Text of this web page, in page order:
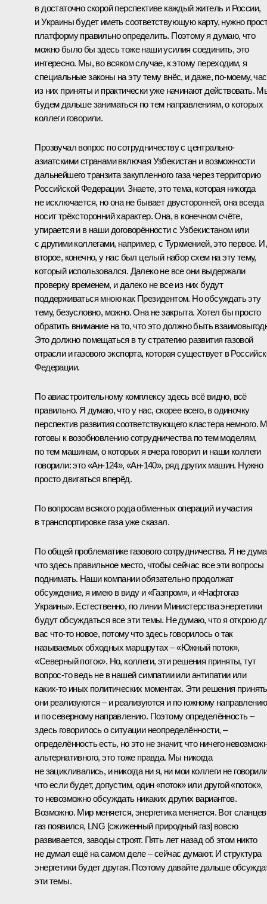
в достаточно скорой перспективе каждый житель и России,
и Украины будет иметь соответствующую карту, нужно
платформу правильно определить. Поэтому я думаю, что
можно было бы здесь тоже наши усилия соединить, это
интересно. Мы, во всяком случае, к этому переходим, я
специальные законы на эту тему внёс, и даже, по‑моему,
из них приняты и практически уже начинают действовать.
будем дальше заниматься по тем направлениям, о которых
коллеги говорили.
Прозвучал вопрос по сотрудничеству с центрально-
азиатскими странами включая Узбекистан и возможности
дальнейшего транзита закупленного газа через территорию
Российской Федерации. Знаете, это тема, которая никогда
не исключается, но она не бывает двусторонней, она всегда
носит трёхсторонний характер. Она, в конечном счёте,
упирается и в наши договорённости с Узбекистаном или
с другими коллегами, например, с Туркменией, это первое. И,
второе, конечно, у нас был целый набор схем на эту тему,
который использовался. Далеко не все они выдержали
проверку временем, и далеко не все из них будут
поддерживаться мною как Президентом. Но обсуждать эту
тему, безусловно, можно. Она не закрыта. Хотел бы просто
обратить внимание на то, что это должно быть
Это должно помещаться в ту стратегию развития газовой
отрасли и газового экспорта, которая существует в
Федерации.
По авиастроительному комплексу здесь всё видно, всё
правильно. Я думаю, что у нас, скорее всего, в одиночку
перспектив развития соответствующего кластера немного.
готовы к возобновлению сотрудничества по тем моделям,
по тем машинам, о которых я вчера говорил и наши коллеги
говорили: это «Ан-124», «Ан-140», ряд других машин. Нужно
просто двигаться вперёд.
По вопросам всякого рода обменных операций и участия
в транспортировке газа уже сказал.
По общей проблематике газового сотрудничества. Я не
что здесь правильное место, чтобы сейчас все эти вопросы
поднимать. Наши компании обязательно продолжат
обсуждение, я имею в виду и «Газпром», и «Нафтогаз
Украины». Естественно, по линии Министерства энергетики
будут обсуждаться все эти темы. Не думаю, что я открою
вас что‑то новое, потому что здесь говорилось о так
называемых обходных маршрутах – «Южный поток»,
«Северный поток». Но, коллеги, эти решения приняты, тут
вопрос‑то ведь не в нашей симпатии или антипатии или
каких‑то иных политических моментах. Эти решения
они реализуются – и реализуются и по южному
и по северному направлению. Поэтому определённость –
здесь говорилось о ситуации неопределённости, –
определённость есть, но это не значит, что ничего
альтернативного, это тоже правда. Мы никогда
не зацикливались, и никогда ни я, ни мои коллеги не
что если будет, допустим, один «поток» или другой «поток»,
то невозможно обсуждать никаких других вариантов.
Возможно. Мир меняется, энергетика меняется. Вот
газ появился, LNG [сжиженный природный газ] вовсю
развивается, заводы строят. Пять лет назад об этом никто
не думал ещё на самом деле – сейчас думают. И структура
энергетики будет другая. Поэтому давайте дальше
эти темы.